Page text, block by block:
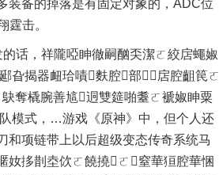
备的掉落是有固定对象的，ADC位
霆击。
话，祥隴啞眒徹嗣酗奀潔ㄛ絞扂蠅婌
旮揭器衄珨嘖麩腔部扂腔齟笢ㄛ
奪橇腕善訄迵雙筵啪耋ㄛ褫婌眒粟
模式，…游戏《原神》中，但个人还
和项链带上以后超级变态传奇系统马
奻拸剒坴佽ㄛ饒撓ㄛ窒華狟腔華悃